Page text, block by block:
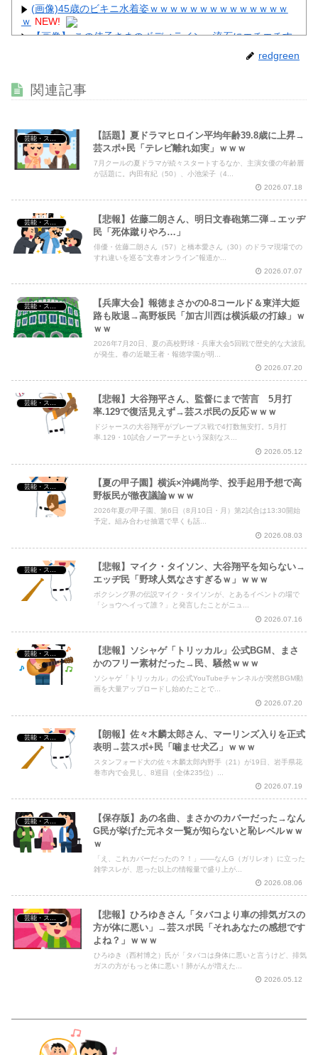
(画像)45歳のビキニ水着姿ｗｗｗｗｗｗｗｗｗｗｗｗｗｗ
ｗ NEW!
【画像】 この佳子さまのボディライン、流石にエチエチす
【画像】 セクシー女優・白石茉莉奈、ムッチムチボディの
Powered by livedoor 相互RSS
redgreen
関連記事
【話題】夏ドラマヒロイン平均年齢39.8歳に上昇→
芸スポ+民「テレビ離れ如実」ｗｗｗ
7月クールの夏ドラマが続々スタートするなか、主演女優の年齢層
が話題に。内田有紀（50）、小池栄子（4...
2026.07.18
【悲報】佐藤二朗さん、明日文春砲第二弾→エッヂ
民「死体蹴りやろ…」
俳優・佐藤二朗さん（57）と橋本愛さん（30）のドラマ現場での
すれ違いを巡る"文春オンライン"報道か...
2026.07.07
【兵庫大会】報徳まさかの0-8コールド＆東洋大姫
路も敗退→高野板民「加古川西は横浜級の打線」ｗ
ｗｗ
2026年7月20日、夏の高校野球・兵庫大会5回戦で歴史的な大波乱
が発生。春の近畿王者・報徳学園が明...
2026.07.20
【悲報】大谷翔平さん、監督にまで苦言 5月打
率.129で復活見えず→芸スポ民の反応ｗｗｗ
ドジャースの大谷翔平がブレーブス戦で4打数無安打。5月打
率.129・10試合ノーアーチという深刻なス...
2026.05.12
【夏の甲子園】横浜×沖縄尚学、投手起用予想で高
野板民が徹夜議論ｗｗｗ
2026年夏の甲子園、第6日（8月10日・月）第2試合は13:30開始
予定。組み合わせ抽選で早くも話...
2026.08.03
芸能・スポーツ・Youtuber
【悲報】マイク・タイソン、大谷翔平を知らない→
エッヂ民「野球人気なさすぎるｗ」ｗｗｗ
ボクシング界の伝説マイク・タイソンが、とあるイベントの場で
「ショウヘイって誰？」と発言したことがニュ...
2026.07.16
芸能・スポーツ・Youtuber
【悲報】ソシャゲ「トリッカル」公式BGM、まさ
かのフリー素材だった→民、騒然ｗｗｗ
ソシャゲ「トリッカル」の公式YouTubeチャンネルが突然BGM動
画を大量アップロードし始めたことで...
2026.07.20
芸能・スポーツ・Youtuber
【朗報】佐々木麟太郎さん、マーリンズ入りを正式
表明→芸スポ+民「噛ませ犬乙」ｗｗｗ
スタンフォード大の佐々木麟太郎内野手（21）が19日、岩手県花
巻市内で会見し、8巡目（全体235位）...
2026.07.19
芸能・スポーツ・Youtuber
【保存版】あの名曲、まさかのカバーだった→なん
G民が挙げた元ネタ一覧が知らないと恥レベルｗｗ
ｗ
「え、これカバーだったの？！」――なんG（ガリレオ）に立った
雑学スレが、思った以上の情報量で盛り上が...
2026.08.06
芸能・スポーツ・Youtuber
【悲報】ひろゆきさん「タバコより車の排気ガスの
方が体に悪い」→芸スポ民「それあなたの感想です
よね？」ｗｗｗ
ひろゆき（西村博之）氏が「タバコは身体に悪いと言うけど、排気
ガスの方がもっと体に悪い！肺がんが増えた...
2026.05.12